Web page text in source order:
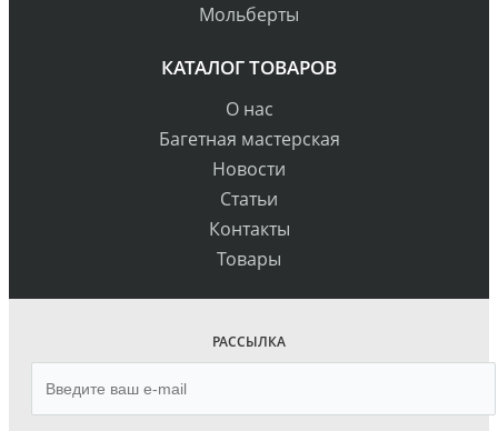
Мольберты
КАТАЛОГ ТОВАРОВ
О нас
Багетная мастерская
Новости
Статьи
Контакты
Товары
РАССЫЛКА